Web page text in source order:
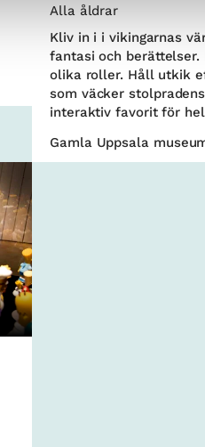
Alla åldrar
Kliv in i i vikingarnas
fantasi och berättelser.
olika roller. Håll utkik
som väcker
interaktiv favorit för
Gamla Uppsala